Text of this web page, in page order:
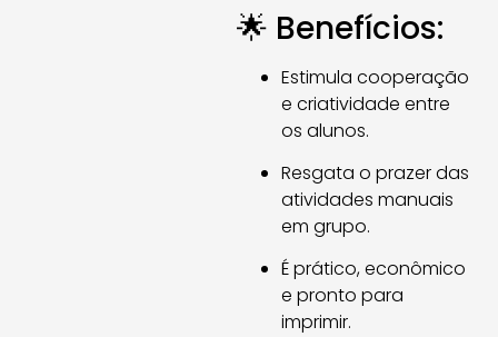
🌟 Benefícios:
Estimula cooperação
e criatividade entre
os alunos.
Resgata o prazer das
atividades manuais
em grupo.
É prático, econômico
e pronto para
imprimir.